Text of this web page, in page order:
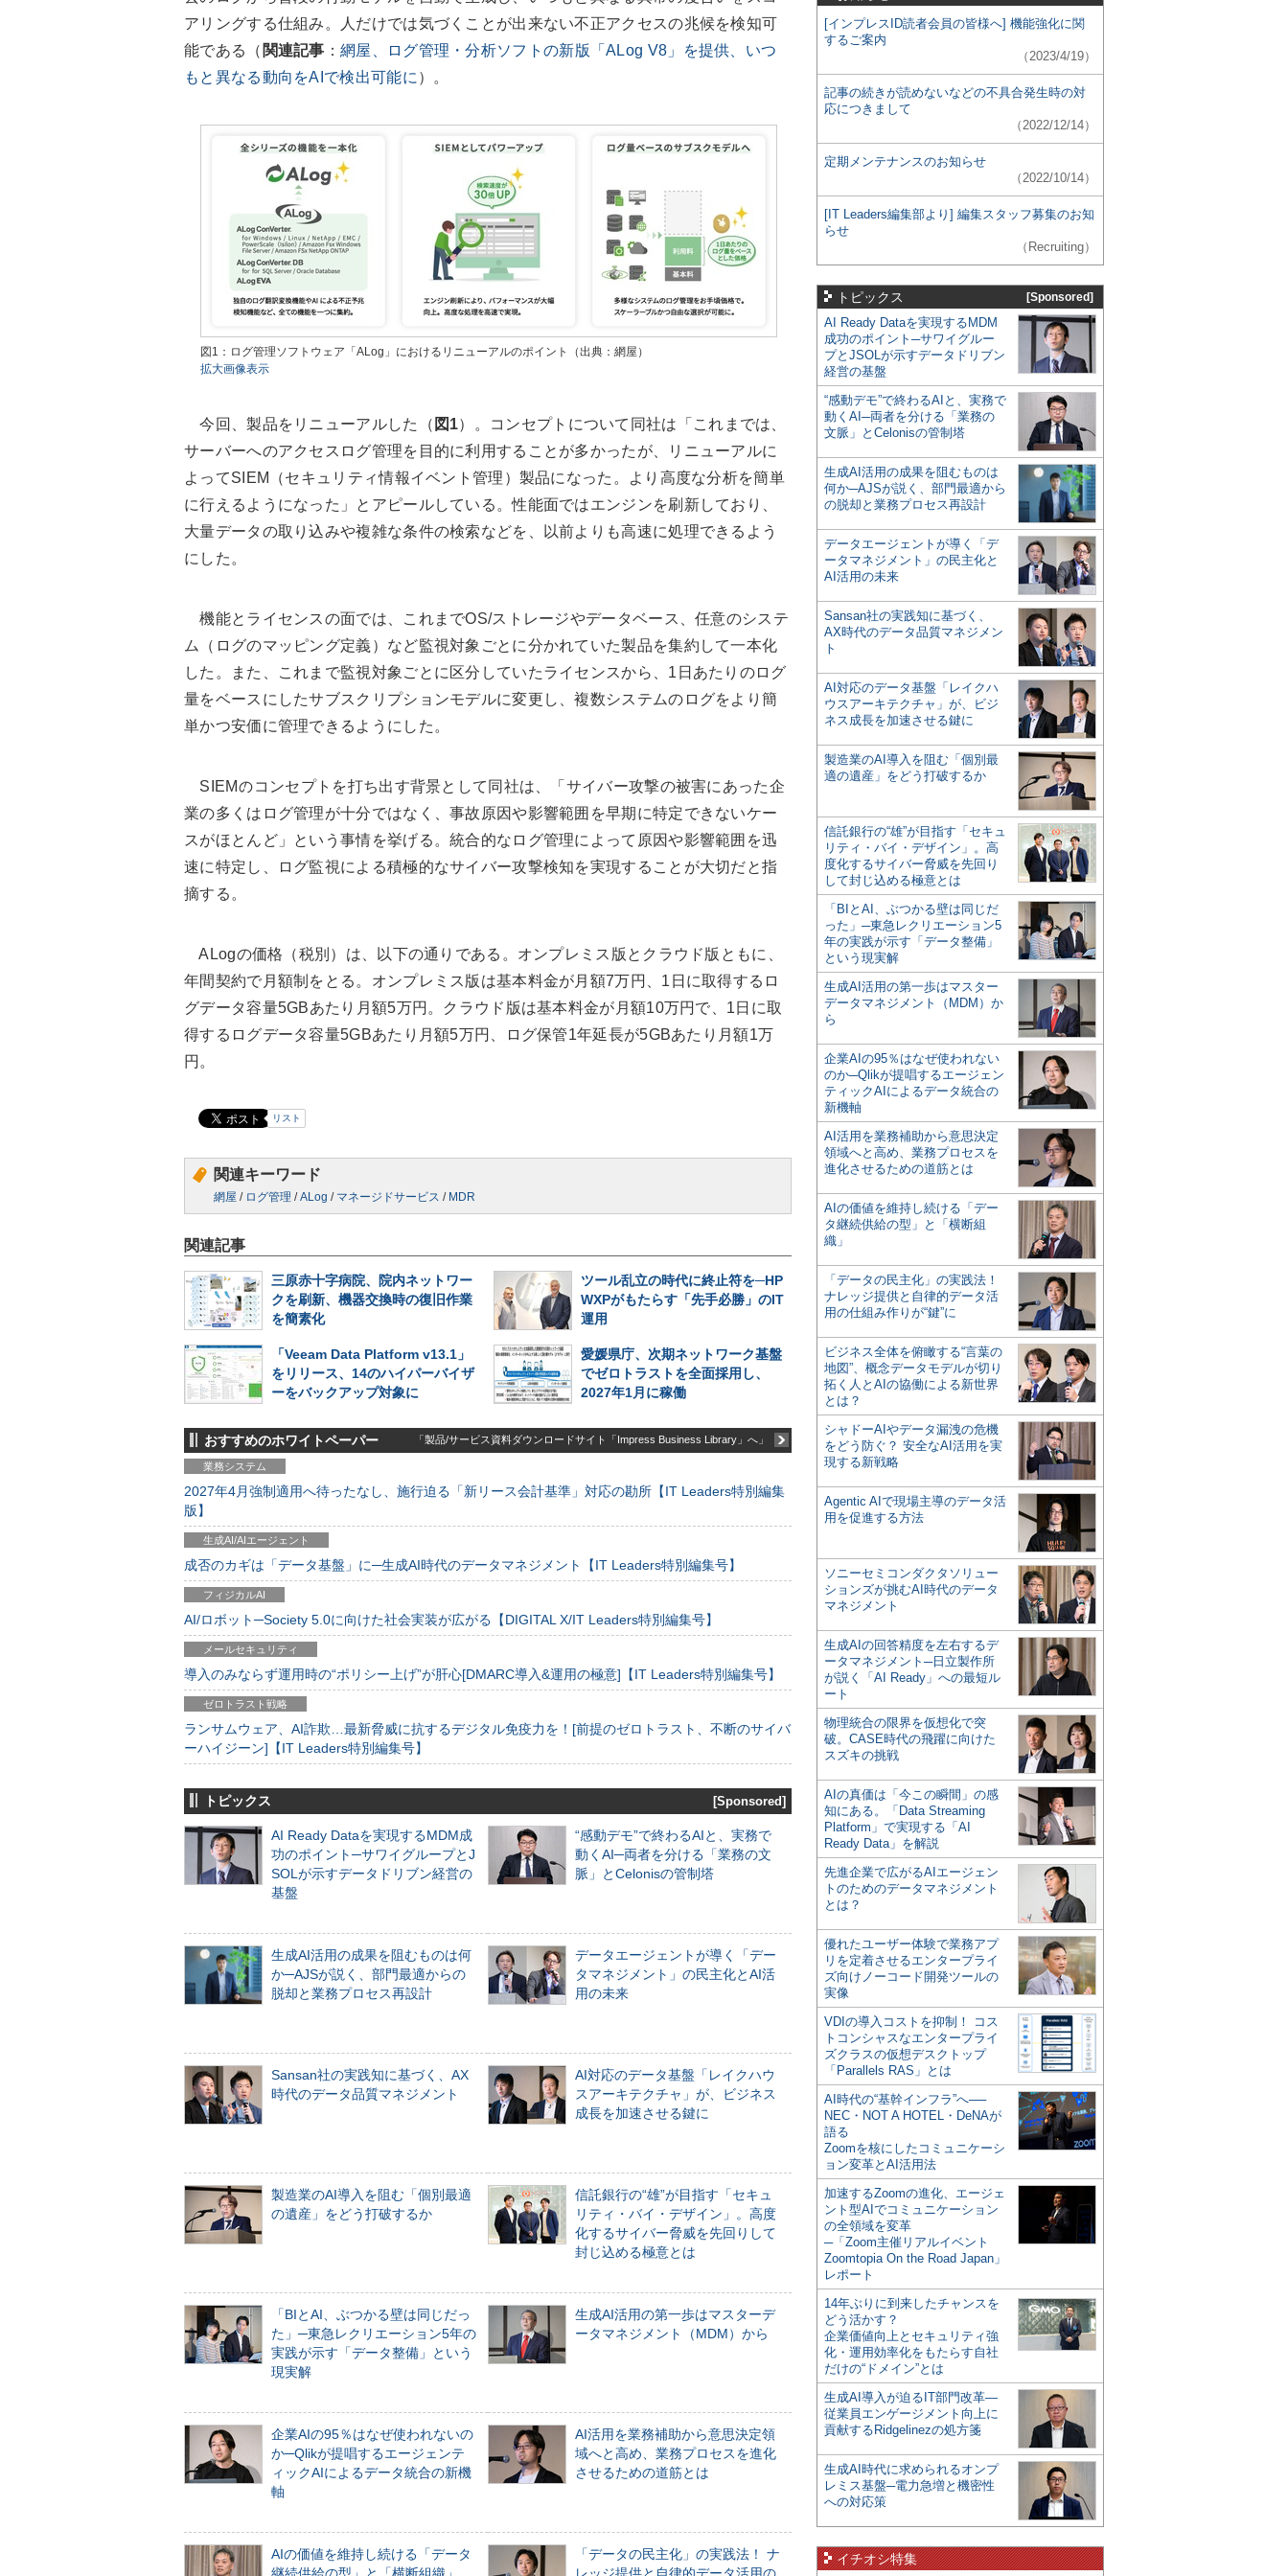
アリングする仕組み。人だけでは気づくことが出来ない不正アクセスの兆候を検知可
能である（ 関連記事 ：網屋、ログ管理・分析ソフトの新版「ALog V8」を提供、いつ
もと異なる動向をAIで検出可能に ）。
図1：ログ管理ソフトウェア「ALog」におけるリニューアルのポイント（出典：網屋）
拡大画像表示
今回、製品をリニューアルした（ 図1）。コンセプトについて同社は「これまでは、
サーバーへのアクセスログ管理を目的に利用することが多かったが、リニューアルに
よってSIEM（セキュリティ情報イベント管理）製品になった。より高度な分析を簡単
に行えるようになった」とアピールしている。性能面ではエンジンを刷新しており、
大量データの取り込みや複雑な条件の検索などを、以前よりも高速に処理できるよう
にした。
機能とライセンスの面では、これまでOS/ストレージやデータベース、任意のシステ
ム（ログのマッピング定義）など監視対象ごとに分かれていた製品を集約して一本化
した。また、これまで監視対象ごとに区分していたライセンスから、1日あたりのログ
量をベースにしたサブスクリプションモデルに変更し、複数システムのログをより簡
単かつ安価に管理できるようにした。
SIEMのコンセプトを打ち出す背景として同社は、「サイバー攻撃の被害にあった企
業の多くはログ管理が十分ではなく、事故原因や影響範囲を早期に特定できないケー
スがほとんど」という事情を挙げる。統合的なログ管理によって原因や影響範囲を迅
速に特定し、ログ監視による積極的なサイバー攻撃検知を実現することが大切だと指
摘する。
ALogの価格（税別）は、以下の通りである。オンプレミス版とクラウド版ともに、
年間契約で月額制をとる。オンプレミス版は基本料金が月額7万円、1日に取得するロ
グデータ容量5GBあたり月額5万円。クラウド版は基本料金が月額10万円で、1日に取
得するログデータ容量5GBあたり月額5万円、ログ保管1年延長が5GBあたり月額1万
円。
リスト
関連キーワード
網屋 / ログ管理 /ALog / マネージドサービス / MDR
関連記事
三原赤十字病院、院内ネットワー
クを刷新、機器交換時の復旧作業
を簡素化
ツール乱立の時代に終止符を─HP
WXPがもたらす「先手必勝」のIT
運用
「Veeam Data Platform v13.1」
をリリース、14のハイパーバイザ
ーをバックアップ対象に
愛媛県庁、次期ネットワーク基盤
でゼロトラストを全面採用し、
2027年1月に稼働
おすすめのホワイトペーパー 「製品/サービス資料ダウンロードサイト「Impress Business Library」へ」
業務システム
2027年4月強制適用へ待ったなし、施行迫る「新リース会計基準」対応の勘所【IT Leaders特別編集
版】
生成AI/AIエージェント
成否のカギは「データ基盤」に─生成AI時代のデータマネジメント【IT Leaders特別編集号】
フィジカルAI
AI/ロボット─Society 5.0に向けた社会実装が広がる【DIGITAL X/IT Leaders特別編集号】
メールセキュリティ
導入のみならず運用時の“ポリシー上げ”が肝心[DMARC導入&運用の極意]【IT Leaders特別編集号】
ゼロトラスト戦略
ランサムウェア、AI詐欺…最新脅威に抗するデジタル免疫力を！[前提のゼロトラスト、不断のサイバ
ーハイジーン]【IT Leaders特別編集号】
トピックス [Sponsored]
AI Ready Dataを実現するMDM成
功のポイント─サワイグループとJ
SOLが示すデータドリブン経営の
基盤
“感動デモ”で終わるAIと、実務で
動くAI─両者を分ける「業務の文
脈」とCelonisの管制塔
生成AI活用の成果を阻むものは何
か─AJSが説く、部門最適からの
脱却と業務プロセス再設計
データエージェントが導く「デー
タマネジメント」の民主化とAI活
用の未来
Sansan社の実践知に基づく、AX
時代のデータ品質マネジメント
AI対応のデータ基盤「レイクハウ
スアーキテクチャ」が、ビジネス
成長を加速させる鍵に
製造業のAI導入を阻む「個別最適
の遺産」をどう打破するか
信託銀行の“雄”が目指す「セキュ
リティ・バイ・デザイン」。高度
化するサイバー脅威を先回りして
封じ込める極意とは
「BIとAI、ぶつかる壁は同じだっ
た」─東急レクリエーション5年の
実践が示す「データ整備」という
現実解
生成AI活用の第一歩はマスターデ
ータマネジメント（MDM）から
企業AIの95％はなぜ使われないの
か─Qlikが提唱するエージェンテ
ィックAIによるデータ統合の新機
軸
AI活用を業務補助から意思決定領
域へと高め、業務プロセスを進化
させるための道筋とは
AIの価値を維持し続ける「データ
「データの民主化」の実践法！ ナ
[インプレスID読者会員の皆様へ] 機能強化に関
するご案内
（2023/4/19）
記事の続きが読めないなどの不具合発生時の対
応につきまして
（2022/12/14）
定期メンテナンスのお知らせ
（2022/10/14）
[IT Leaders編集部より] 編集スタッフ募集のお知
らせ
（Recruiting）
トピックス [Sponsored]
AI Ready Dataを実現するMDM
成功のポイント─サワイグルー
プとJSOLが示すデータドリブン
経営の基盤
“感動デモ”で終わるAIと、実務で
動くAI─両者を分ける「業務の
文脈」とCelonisの管制塔
生成AI活用の成果を阻むものは
何か─AJSが説く、部門最適から
の脱却と業務プロセス再設計
データエージェントが導く「デ
ータマネジメント」の民主化と
AI活用の未来
Sansan社の実践知に基づく、
AX時代のデータ品質マネジメン
ト
AI対応のデータ基盤「レイクハ
ウスアーキテクチャ」が、ビジ
ネス成長を加速させる鍵に
製造業のAI導入を阻む「個別最
適の遺産」をどう打破するか
信託銀行の“雄”が目指す「セキュ
リティ・バイ・デザイン」。高
度化するサイバー脅威を先回り
して封じ込める極意とは
「BIとAI、ぶつかる壁は同じだ
った」─東急レクリエーション5
年の実践が示す「データ整備」
という現実解
生成AI活用の第一歩はマスター
データマネジメント（MDM）か
ら
企業AIの95％はなぜ使われない
のか─Qlikが提唱するエージェン
ティックAIによるデータ統合の
新機軸
AI活用を業務補助から意思決定
領域へと高め、業務プロセスを
進化させるための道筋とは
AIの価値を維持し続ける「デー
タ継続供給の型」と「横断組
織」
「データの民主化」の実践法！
ナレッジ提供と自律的データ活
用の仕組み作りが“鍵”に
ビジネス全体を俯瞰する“言葉の
地図”、概念データモデルが切り
拓く人とAIの協働による新世界
とは？
シャドーAIやデータ漏洩の危機
をどう防ぐ？ 安全なAI活用を実
現する新戦略
Agentic AIで現場主導のデータ活
用を促進する方法
ソニーセミコンダクタソリュー
ションズが挑むAI時代のデータ
マネジメント
生成AIの回答精度を左右するデ
ータマネジメント─日立製作所
が説く「AI Ready」への最短ル
ート
物理統合の限界を仮想化で突
破。CASE時代の飛躍に向けた
スズキの挑戦
AIの真価は「今この瞬間」の感
知にある。「Data Streaming
Platform」で実現する「AI
Ready Data」を解説
先進企業で広がるAIエージェン
トのためのデータマネジメント
とは？
優れたユーザー体験で業務アプ
リを定着させるエンタープライ
ズ向けノーコード開発ツールの
実像
VDIの導入コストを抑制！ コス
トコンシャスなエンタープライ
ズクラスの仮想デスクトップ
「Parallels RAS」とは
AI時代の“基幹インフラ”へ──
NEC・NOT A HOTEL・DeNAが
語る
Zoomを核にしたコミュニケーシ
ョン変革とAI活用法
加速するZoomの進化、エージェ
ント型AIでコミュニケーション
の全領域を変革
─「Zoom主催リアルイベント
Zoomtopia On the Road Japan」
レポート
14年ぶりに到来したチャンスを
どう活かす？
企業価値向上とセキュリティ強
化・運用効率化をもたらす自社
だけの“ドメイン”とは
生成AI導入が迫るIT部門改革―
従業員エンゲージメント向上に
貢献するRidgelinezの処方箋
生成AI時代に求められるオンプ
レミス基盤─電力急増と機密性
への対応策
イチオシ特集